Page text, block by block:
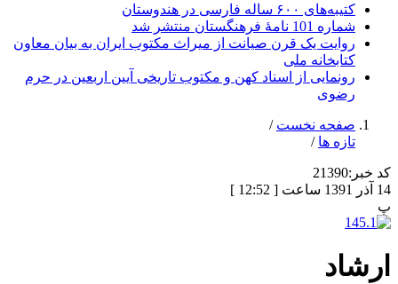
کتیبه‌های ۶۰۰ ساله فارسی در هندوستان
شماره 101 نامۀ فرهنگستان منتشر شد
روایت یک قرن صیانت از میراث مکتوب ایران به بیان معاون
کتابخانه ملی
رونمایی از اسناد کهن و مکتوب تاریخی آیین اربعین در حرم
رضوی
صفحه نخست /
تازه ها /
کد خبر:21390
14 آذر 1391 ساعت [ 12:52 ]
پ
ارشاد